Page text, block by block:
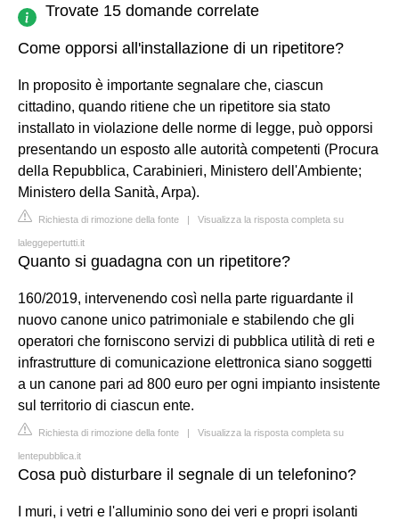
Trovate 15 domande correlate
Come opporsi all'installazione di un ripetitore?
In proposito è importante segnalare che, ciascun
cittadino, quando ritiene che un ripetitore sia stato
installato in violazione delle norme di legge, può opporsi
presentando un esposto alle autorità competenti (Procura
della Repubblica, Carabinieri, Ministero dell'Ambiente;
Ministero della Sanità, Arpa).
Richiesta di rimozione della fonte | Visualizza la risposta completa su
laleggepertutti.it
Quanto si guadagna con un ripetitore?
160/2019, intervenendo così nella parte riguardante il
nuovo canone unico patrimoniale e stabilendo che gli
operatori che forniscono servizi di pubblica utilità di reti e
infrastrutture di comunicazione elettronica siano soggetti
a un canone pari ad 800 euro per ogni impianto insistente
sul territorio di ciascun ente.
Richiesta di rimozione della fonte | Visualizza la risposta completa su
lentepubblica.it
Cosa può disturbare il segnale di un telefonino?
I muri, i vetri e l'alluminio sono dei veri e propri isolanti